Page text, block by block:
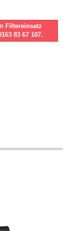
Filtereinsatz
83 67 107.